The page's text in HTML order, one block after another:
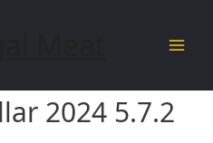
de
2024 5.7.2